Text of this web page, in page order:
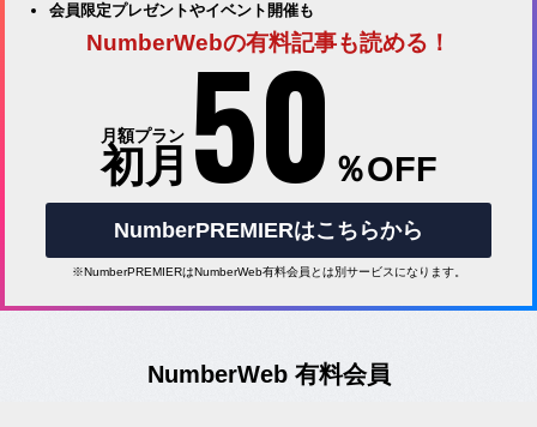
会員限定プレゼントやイベント開催も
NumberWebの有料記事も読める！
月額プラン
初月 50 ％OFF
NumberPREMIERはこちらから
※NumberPREMIERはNumberWeb有料会員とは別サービスになります。
NumberWeb 有料会員